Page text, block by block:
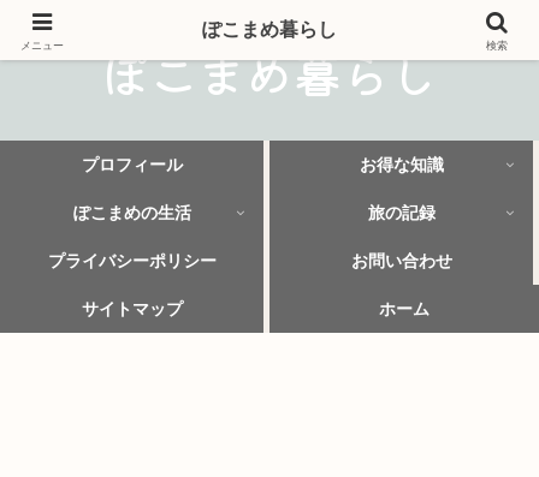
ぽこまめ暮らし
プロフィール お得な知識
ぽこまめの生活 旅の記録
プライバシーポリシー お問い合わせ
サイトマップ ホーム
メニュー
ぽこまめ暮らし
検索